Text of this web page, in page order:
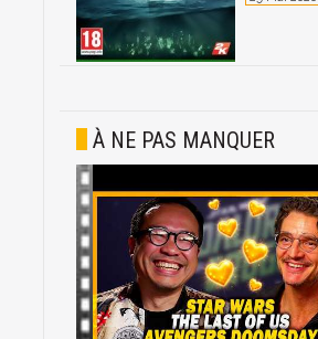
À NE PAS MANQUER